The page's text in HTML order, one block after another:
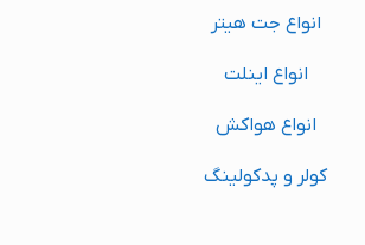
انواع جت هیتر
انواع اینلت
انواع هواکش
کولر و پدکولینگ